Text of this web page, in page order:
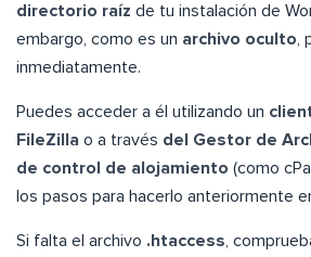
directorio raíz de tu instalación de
embargo, como es un archivo oculto
inmediatamente.
Puedes acceder a él utilizando un
FileZilla o a través del Gestor de
de control de alojamiento (como
los pasos para hacerlo anteriormente
Si falta el archivo .htaccess ,